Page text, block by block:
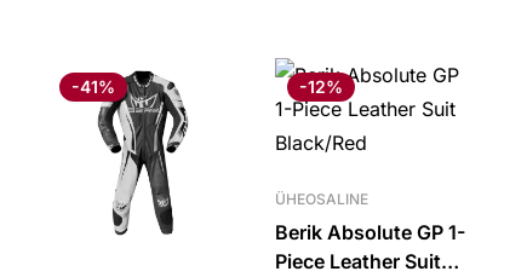
-41% -12%
ÜHEOSALINE
Berik Absolute GP 1-
Piece Leather Suit